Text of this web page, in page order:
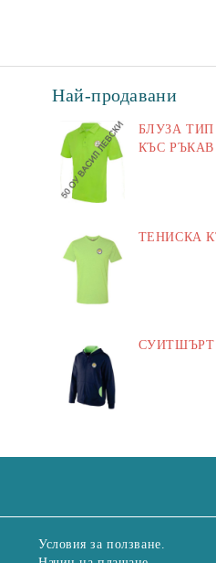
Най-продавани
БЛУЗА
КЪС РЪКАВ
ТЕНИСКА
СУИТШЪРТ
Условия за ползване.